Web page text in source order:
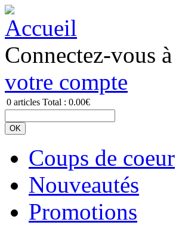
Connectez-vous à
votre compte
0 articles Total : 0.00€
Coups de coeur
Nouveautés
Promotions